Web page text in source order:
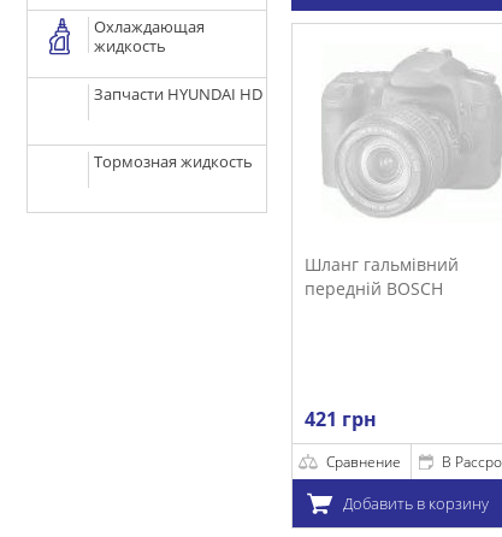
Охлаждающая
жидкость
Запчасти HYUNDAI HD
Тормозная жидкость
Шланг гальмівний
передній BOSCH
421 грн
Сравнение В
Добавить в корзину